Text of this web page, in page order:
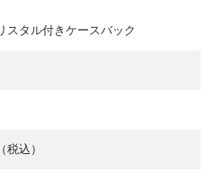
スタル付きケースバック
込）